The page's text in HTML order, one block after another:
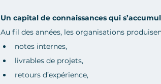
Un capital de connaissances qui
Au fil des années, les organisations
notes internes,
livrables de projets,
retours d’expérience,